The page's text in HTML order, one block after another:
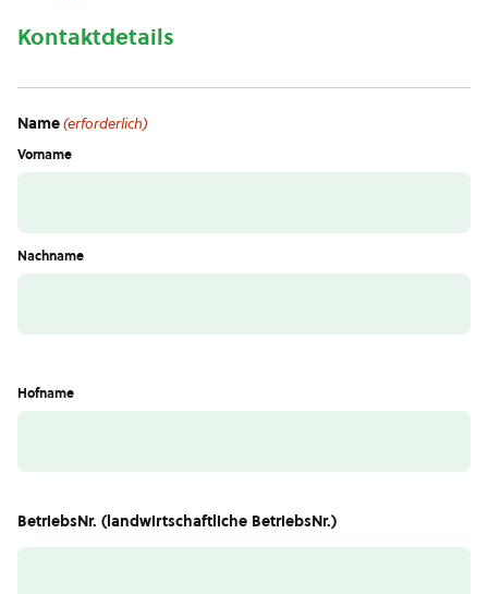
Kontaktdetails
Name(erforderlich)
Vorname
Nachname
Hofname
BetriebsNr. (landwirtschaftliche BetriebsNr.)